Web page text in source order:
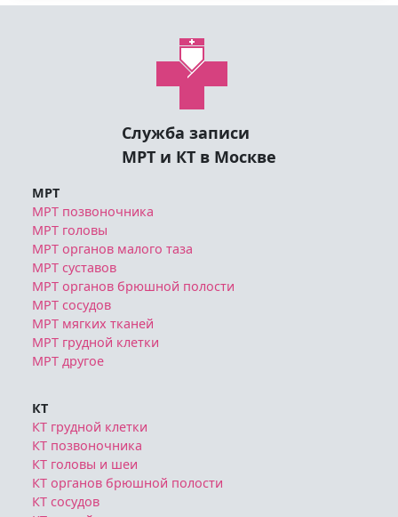
Служба записи
МРТ и КТ в Москве
МРТ
МРТ позвоночника
МРТ головы
МРТ органов малого таза
МРТ суставов
МРТ органов брюшной полости
МРТ сосудов
МРТ мягких тканей
МРТ грудной клетки
МРТ другое
КТ
КТ грудной клетки
КТ позвоночника
КТ головы и шеи
КТ органов брюшной полости
КТ сосудов